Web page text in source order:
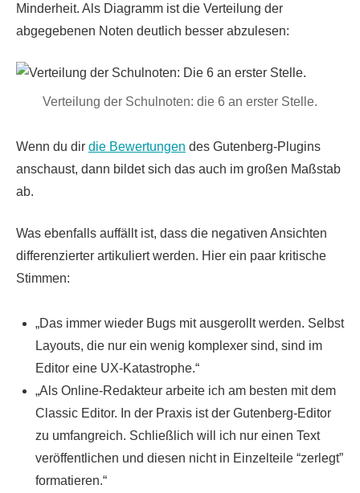
Minderheit. Als Diagramm ist die Verteilung der
abgegebenen Noten deutlich besser abzulesen:
Verteilung der Schulnoten: die 6 an erster Stelle.
Wenn du dir die Bewertungen des Gutenberg-Plugins
anschaust, dann bildet sich das auch im großen Maßstab
ab.
Was ebenfalls auffällt ist, dass die negativen Ansichten
differenzierter artikuliert werden. Hier ein paar kritische
Stimmen:
Das immer wieder Bugs mit ausgerollt werden. Selbst
Layouts, die nur ein wenig komplexer sind, sind im
Editor eine UX-Katastrophe.
Als Online-Redakteur arbeite ich am besten mit dem
Classic Editor. In der Praxis ist der Gutenberg-Editor
zu umfangreich. Schließlich will ich nur einen Text
veröffentlichen und diesen nicht in Einzelteile “zerlegt”
formatieren.